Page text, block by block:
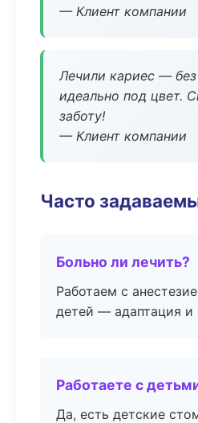
— Клиент компании
Лечили кариес —
идеально под цвет.
заботу!
— Клиент компании
Часто
Больно ли лечить?
Работаем с
детей — адаптация и
Работаете с
Да, есть детские